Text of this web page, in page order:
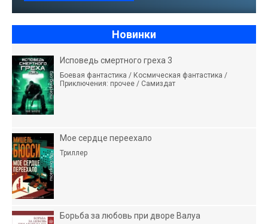
Новинки
Исповедь смертного греха 3
Боевая фантастика / Космическая фантастика /
Приключения: прочее / Самиздат
Мое сердце переехало
Триллер
Борьба за любовь при дворе Валуа